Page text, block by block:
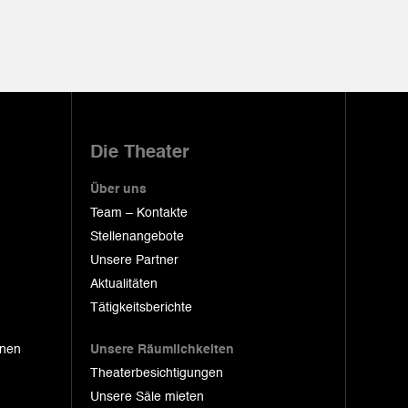
Die Theater
Über uns
Team – Kontakte
Stellenangebote
Unsere Partner
Aktualitäten
Tätigkeitsberichte
Unsere Räumlichkeiten
Theaterbesichtigungen
Unsere Säle mieten